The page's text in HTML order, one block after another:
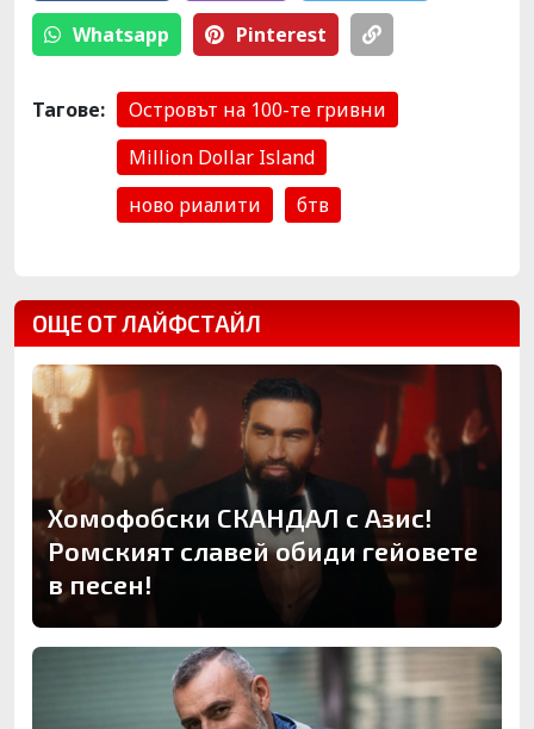
Whatsapp Pinterest
Тагове:
Островът на 100-те гривни
Million Dollar Island
ново риалити
бтв
ОЩЕ ОТ ЛАЙФСТАЙЛ
Хомофобски СКАНДАЛ с Азис!
Ромският славей обиди гейовете
в песен!